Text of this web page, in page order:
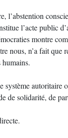
l’abstention
l’acte public
montre
nous, n’a fait que
humains.
système
de solidarité, de